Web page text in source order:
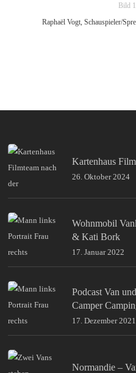
Bild
Raphaël Vogt, Schauspieler/
Kartenhaus
26. Oktober 2024
Wohnmobil
& Kati Bork
17. Januar 2022
Podcast Van
Camper
17. Dezember 2021
Normandie –